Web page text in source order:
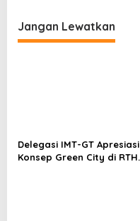
Jangan Lewatkan
Delegasi IMT-GT Apresiasi
Konsep Green City di RTH